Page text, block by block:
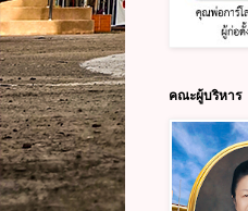
คณะผู้บริหาร